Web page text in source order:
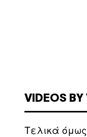
VIDEOS BY
Τελικά